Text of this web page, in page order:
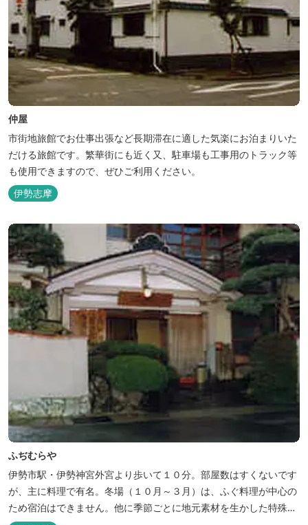
仲屋
市街地旅館でお仕事出張など長期滞在に適した気楽にお泊まりいた
だける旅館です。繁華街にも近く又、駐車場も工事用のトラック等
も使用できますので、ぜひご利用ください。
伊勢志摩
ふぢむらや
伊勢市駅・伊勢神宮外宮より歩いて１０分。部屋数はすくないです
が、主に料理で有名。冬場（１０月～３月）は、ふぐ料理が中心の
ため宿泊はできません。他に季節ごとに地元素材を生かした特殊料